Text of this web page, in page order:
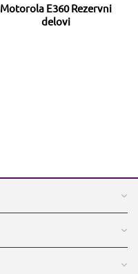
Motorola E360 Rezervni
delovi